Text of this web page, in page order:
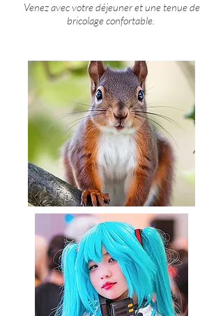
Venez avec votre déjeuner et une tenue de
bricolage confortable.